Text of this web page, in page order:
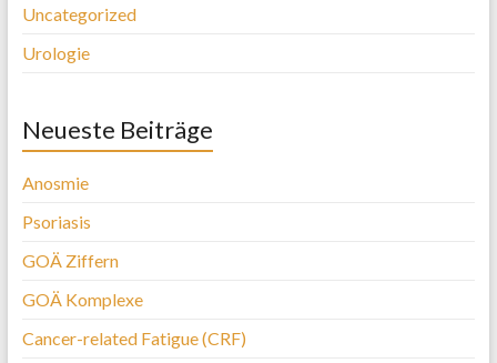
Uncategorized
Urologie
Neueste Beiträge
Anosmie
Psoriasis
GOÄ Ziffern
GOÄ Komplexe
Cancer-related Fatigue (CRF)